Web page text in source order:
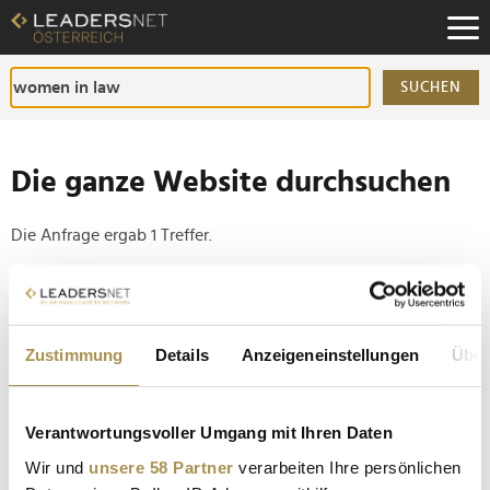
Zustimmung Details Anzeigeneinstellungen
Verantwortungsvoller Umgang mit Ihren Daten
Wir und unsere 58 Partner verarbeiten Ihre persönlichen
Zum
Inhalt
Zur
Fußzeilen-
Navigation
SUCHEN
Die ganze Website durchsuchen
Die Anfrage ergab 1 Treffer.
Tipp
Setzen Sie die gesuchten Wörter zwischen
Anführungszeichen: zb "Vorname Nachname".
Warum an weiblichen Aufsichtsräten kein Weg
vorbeiführt